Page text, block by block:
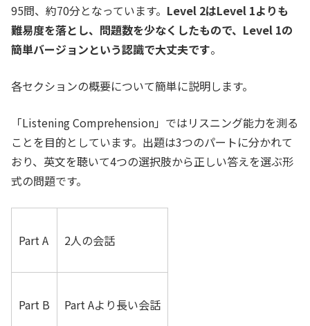
95問、約70分となっています。 Level 2はLevel 1よりも
難易度を落とし、問題数を少なくしたもので、Level 1の
簡単バージョンという認識で大丈夫です。
各セクションの概要について簡単に説明します。
「Listening Comprehension」ではリスニング能力を測る
ことを目的としています。出題は3つのパートに分かれて
おり、英文を聴いて4つの選択肢から正しい答えを選ぶ形
式の問題です。
Part A 2人の会話
Part B Part Aより長い会話